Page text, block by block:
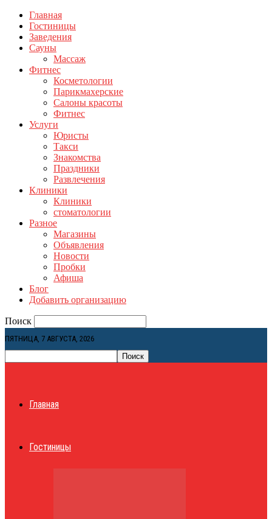
Главная
Гостиницы
Заведения
Сауны
Массаж
Фитнес
Косметологии
Парикмахерские
Салоны красоты
Фитнес
Услуги
Юристы
Такси
Знакомства
Праздники
Развлечения
Клиники
Клиники
стоматологии
Разное
Магазины
Объявления
Новости
Пробки
Афиша
Блог
Добавить организацию
Поиск
ПЯТНИЦА, 7 АВГУСТА, 2026
Главная
Гостиницы